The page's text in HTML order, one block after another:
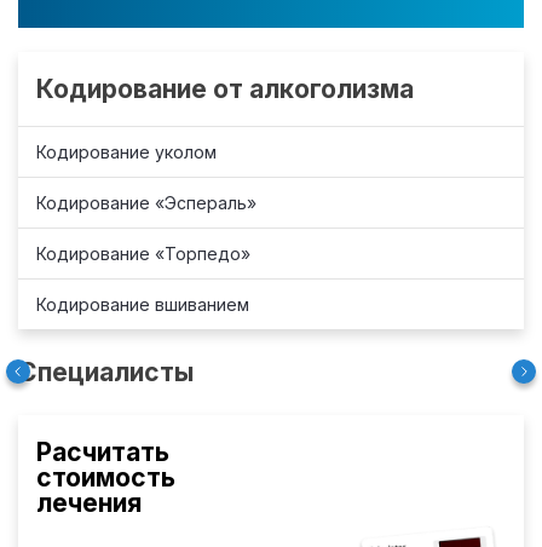
Кодирование от алкоголизма
Кодирование уколом
Кодирование «Эспераль»
Кодирование «Торпедо»
Кодирование вшиванием
Специалисты
Расчитать
стоимость
лечения